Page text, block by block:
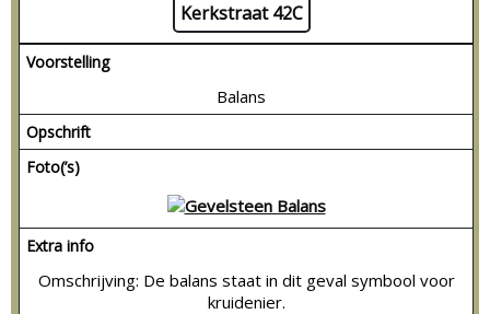
Kerkstraat 42C
Voorstelling
Balans
Opschrift
Foto(’s)
Extra info
Omschrijving: De balans staat in dit geval symbool voor
kruidenier.